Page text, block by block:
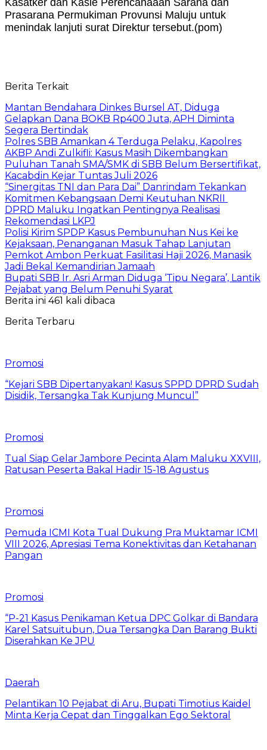
Prasarana Permukiman Provunsi Maluju untuk
menindak lanjuti surat Direktur tersebut.(pom)
Berita Terkait
Mantan Bendahara Dinkes Bursel AT, Diduga
Gelapkan Dana BOKB Rp400 Juta, APH Diminta
Segera Bertindak
Polres SBB Amankan 4 Terduga Pelaku, Kapolres
AKBP Andi Zulkifli: Kasus Masih Dikembangkan
Puluhan Tanah SMA/SMK di SBB Belum Bersertifikat,
Kacabdin Kejar Tuntas Juli 2026
“Sinergitas TNI dan Para Dai” Danrindam Tekankan
Komitmen Kebangsaan Demi Keutuhan NKRII ‎
DPRD Maluku Ingatkan Pentingnya Realisasi
Rekomendasi LKPJ
Polisi Kirim SPDP Kasus Pembunuhan Nus Kei ke
Kejaksaan, Penanganan Masuk Tahap Lanjutan
Pemkot Ambon Perkuat Fasilitasi Haji 2026, Manasik
Jadi Bekal Kemandirian Jamaah
Bupati SBB Ir. Asri Arman Diduga ‘Tipu Negara’, Lantik
Pejabat yang Belum Penuhi Syarat
Berita ini 461 kali dibaca
Berita Terbaru
Promosi
“Kejari SBB Dipertanyakan! Kasus SPPD DPRD Sudah
Disidik, Tersangka Tak Kunjung Muncul”
Promosi
Tual Siap Gelar Jambore Pecinta Alam Maluku XXVIII,
Ratusan Peserta Bakal Hadir 15-18 Agustus
Promosi
Pemuda ICMI Kota Tual Dukung Pra Muktamar ICMI
VIII 2026, Apresiasi Tema Konektivitas dan Ketahanan
Pangan
Promosi
“P-21 Kasus Penikaman Ketua DPC Golkar di Bandara
Karel Satsuitubun, Dua Tersangka Dan Barang Bukti
Diserahkan Ke JPU
Daerah
Pelantikan 10 Pejabat di Aru, Bupati Timotius Kaidel
Minta Kerja Cepat dan Tinggalkan Ego Sektoral